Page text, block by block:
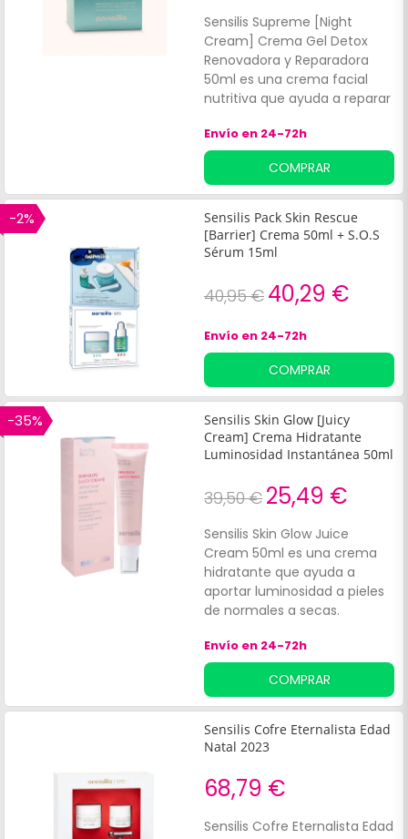
Sensilis Supreme [Night
Cream] Crema Gel Detox
Renovadora y Reparadora
50ml es una crema facial
nutritiva que ayuda a reparar
cutánea, mientras favorece
la disminución de la
apariencia de las arrugas.
Formulada a base de ácido
hialurónico, moringa oleifer y
aceite de argan, que
contribuyen a renovar las
Envío en 24-72h
COMPRAR
-2%
Sensilis Pack Skin Rescue
[Barrier] Crema 50ml + S.O.S
Sérum 15ml
40,95 € 40,29 €
Envío en 24-72h
COMPRAR
-35%
Sensilis Skin Glow [Juicy
Cream] Crema Hidratante
Luminosidad Instantánea 50ml
39,50 € 25,49 €
Sensilis Skin Glow Juice
Cream 50ml es una crema
hidratante que ayuda a
aportar luminosidad a pieles
de normales a secas.
que aporta acción
regeneradora, ácido
hialurónico y pantenol que
aportan hidratación,
niacinamida y 2 pigmentos
perlados soft focus que
3 minerales con acción
reafirmante.
Envío en 24-72h
COMPRAR
Sensilis Cofre Eternalista Edad
Natal 2023
68,79 €
Sensilis Cofre Eternalista Edad